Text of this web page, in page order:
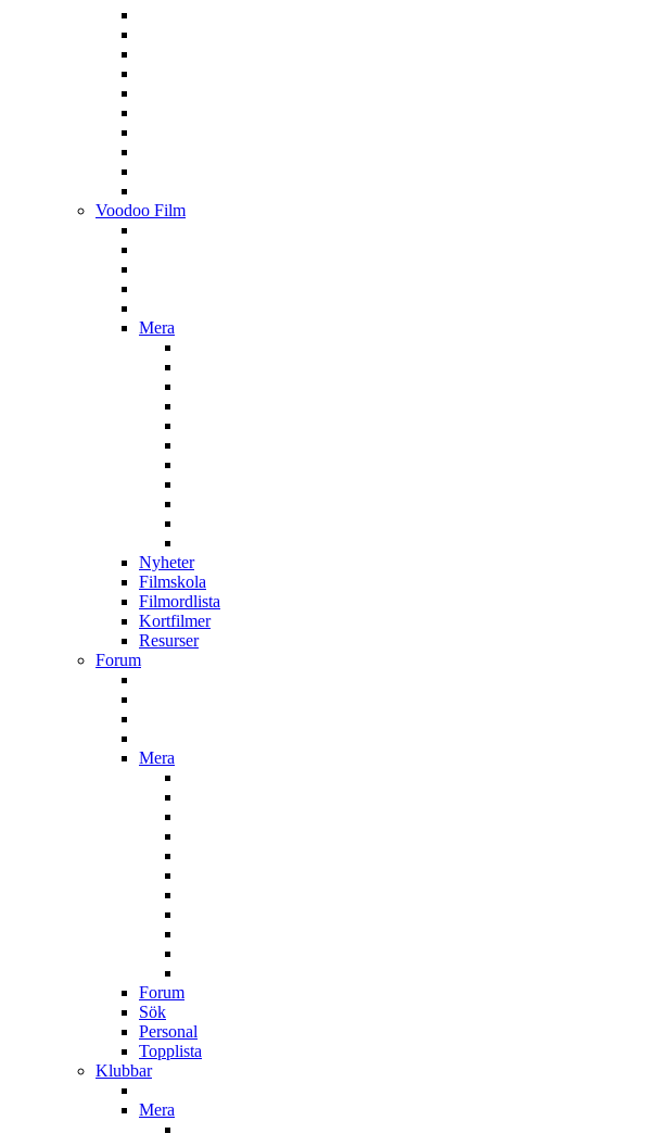
Voodoo Film
Mera
Nyheter
Filmskola
Filmordlista
Kortfilmer
Resurser
Forum
Mera
Forum
Sök
Personal
Topplista
Klubbar
Mera